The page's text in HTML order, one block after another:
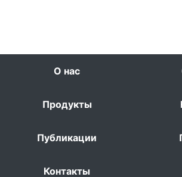
О нас
Продукты
Публикации
Контакты